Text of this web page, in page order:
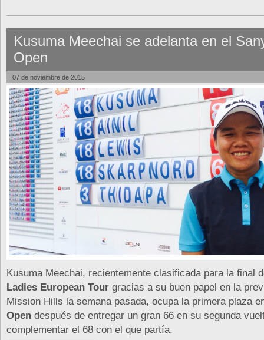
Kusuma Meechai se adelanta en el
Open
07 de noviembre de 2015
Kusuma Meechai, recientemente clasificada para la final
Ladies European Tour gracias a su buen papel en la
Mission Hills la semana pasada, ocupa la primera plaza
Open después de entregar un gran 66 en su segunda
complementar el 68 con el que partía.